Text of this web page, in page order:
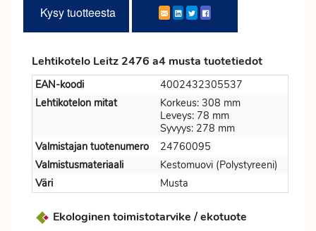
Kysy tuotteesta
Lehtikotelo Leitz 2476 a4 musta tuotetiedot
EAN-koodi
4002432305537
Lehtikotelon mitat
Korkeus: 308 mm
Leveys: 78 mm
Syvyys: 278 mm
Valmistajan tuotenumero
24760095
Valmistusmateriaali
Kestomuovi (Polystyreeni)
Väri
Musta
Ekologinen toimistotarvike / ekotuote